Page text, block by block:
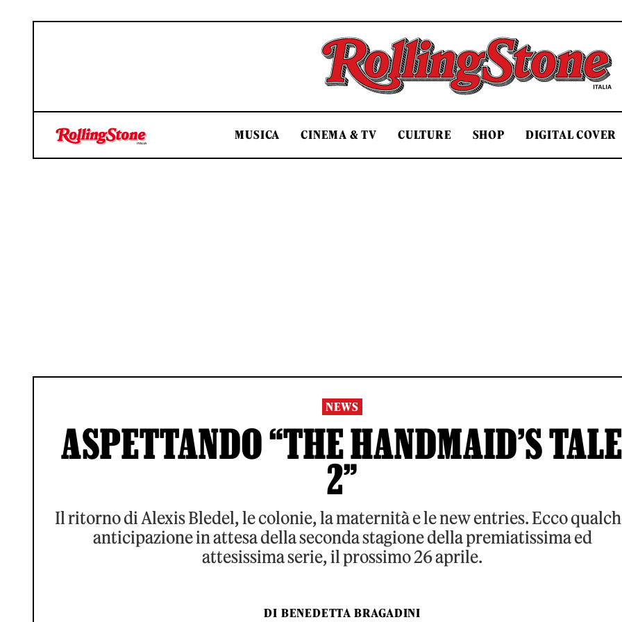
Rolling Stone Italia
MUSICA CINEMA & TV CULTURE SHOP DIGITAL COVER
NEWS
ASPETTANDO “THE HANDMAID’S
2”
Il ritorno di Alexis Bledel, le colonie, la maternità e le new entries. Ecco
anticipazione in attesa della seconda stagione della premiatissima ed
attesissima serie, il prossimo 26 aprile.
DI BENEDETTA BRAGADINI